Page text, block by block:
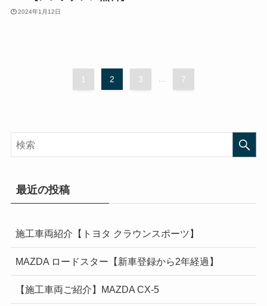
2024年1月12日
1 2 3 ... 7
最近の投稿
施工車両紹介【トヨタ クラウンスポーツ】
MAZDA ロードスター【新車登録から2年経過】
【施工車両ご紹介】MAZDA CX-5